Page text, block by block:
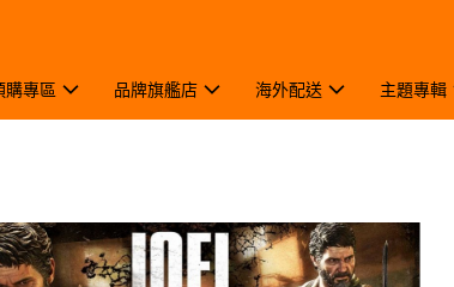
購專區 品牌旗艦店 海外配送 主題專輯